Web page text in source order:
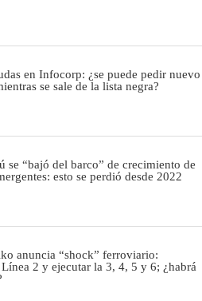
en Infocorp: ¿se puede pedir nuevo
se sale de la lista negra?
se “bajó del barco” de crecimiento de
esto se perdió desde 2022
anuncia “shock” ferroviario:
2 y ejecutar la 3, 4, 5 y 6; ¿habrá